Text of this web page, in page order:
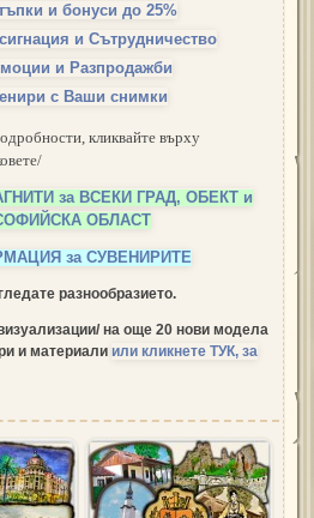
и бонуси до 25%
и Сътрудничество
и Разпродажби
с Ваши снимки
кликвайте върху
за ВСЕКИ ГРАД, ОБЕКТ и
ОБЛАСТ
за СУВЕНИРИТЕ
разнообразието.
на още 20 нови модела
и материали или кликнете ТУК, за